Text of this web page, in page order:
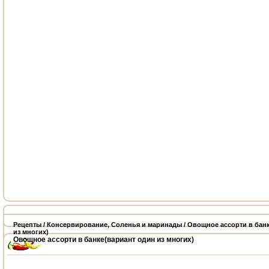
Рецепты/Консервирование,Соленья и маринады/ Овощное ассорти в
из многих)
Овощное ассорти в банке(вариант один из многих)